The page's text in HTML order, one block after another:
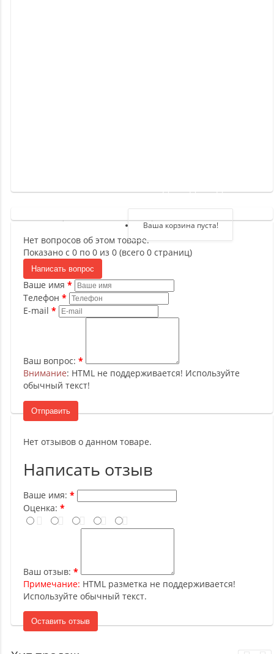
Регистрация
Авторизация
Ваша корзина пуста!
Нет вопросов об этом товаре.
Показано с 0 по 0 из 0 (всего 0 страниц)
Написать вопрос
Ваше имя
Телефон
E-mail
Ваш вопрос:
Внимание: HTML не поддерживается! Используйте
обычный текст!
Отправить
Нет отзывов о данном товаре.
Написать отзыв
Ваше имя:
Оценка:
Ваш отзыв:
Примечание: HTML разметка не поддерживается!
Используйте обычный текст.
Оставить отзыв